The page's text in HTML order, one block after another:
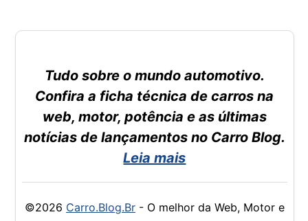
Tudo sobre o mundo automotivo.
Confira a ficha técnica de carros na
web, motor, potência e as últimas
notícias de lançamentos no Carro Blog.
Leia mais
©2026 Carro.Blog.Br- O melhor da Web, Motor e